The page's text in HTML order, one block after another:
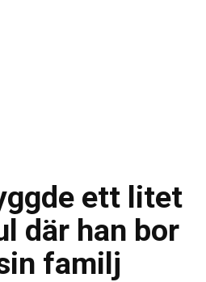
ett litet
där han bor
familj